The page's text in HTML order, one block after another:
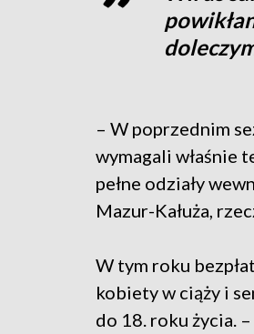
– W poprzednim
wymagali właśnie
pełne odziały
Mazur-Kałuża,
W tym roku
kobiety w ciąży i
do 18. roku życia.